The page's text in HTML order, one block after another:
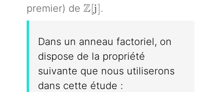
premier) de \mathbb{Z}[j]
Z[j].
Dans un anneau factoriel, on
dispose de la propriété
suivante que nous utiliserons
dans cette étude :